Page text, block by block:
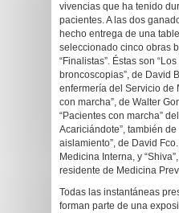
vivencias que ha tenido
pacientes. A las dos
hecho entrega de una
seleccionado cinco obras
“Finalistas”. Éstas son
broncoscopias”, de David
enfermería del Servicio de
con marcha”, de Walter
“Pacientes con marcha”
Acariciándote”, también de
aislamiento”, de David
Medicina Interna, y
residente de Medicina
Todas las instantáneas
forman parte de una